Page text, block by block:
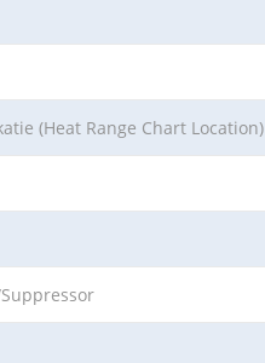
(Heat Range Chart Location)